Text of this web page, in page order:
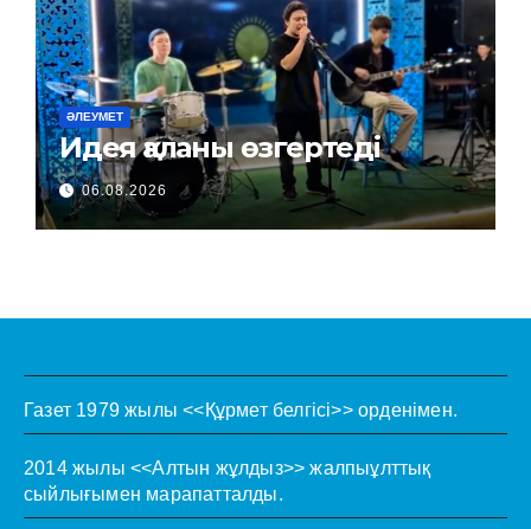
ӘЛЕУМЕТ
Идея қаланы өзгертеді
06.08.2026
Газет 1979 жылы <<Құрмет белгісі>> орденімен.
2014 жылы <<Алтын жұлдыз>> жалпыұлттық
сыйлығымен марапатталды.